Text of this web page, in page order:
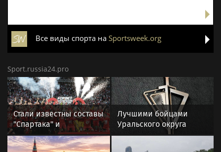
Все виды спорта на Sportsweek.org
Sport.russia24.pro
Стали известны составы
"Спартака" и
"Оренбурга" на матч
Кубка России
Лучшими бойцами
Уральского округа
Росгвардии стали
военнослужащие